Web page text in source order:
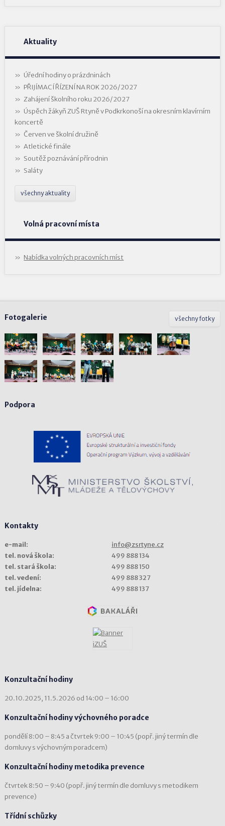
Aktuality
Úřední hodiny o prázdninách
PŘIJÍMACÍ ŘÍZENÍ NA ROK 2026/2027
Zahájení školního roku 2026/2027
Úspěch žákyň ZUŠ Rtyně v Podkrkonoší na okresním klavírním
koncertě
Červen ve školní družině
Atletické finále
Soutěž poznávání přírodnin
Saláty
všechny aktuality
Volná pracovní místa
Nabídka volných pracovních míst
všechny fotky
Fotogalerie
Podpora
Kontakty
e-mail:
info@zsrtyne.cz
tel. nová škola:
499 888 134
tel. stará škola:
499 888 150
tel. vedení:
499 888 327
tel. jídelna:
499 888 137
Konzultační hodiny
20.10.2025, 11.5.2026 od 14:00 – 16:00
Konzultační hodiny výchovného poradce
pondělí 8:00 – 8:45 a čtvrtek 9:00 – 10:45 (popř. jiný termín dle
domluvy s výchovným poradcem)
Konzultační hodiny metodika prevence
čtvrtek 8:50 – 9:40 (popř. jiný termín dle domluvy s metodikem
prevence)
Třídní schůzky